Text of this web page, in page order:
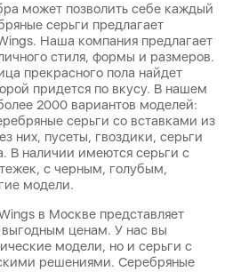
может позволить себе каждый
серьги предлагает
Наша компания предлагает
стиля, формы и размеров.
прекрасного пола найдет
придется по вкусу. В нашем
2000 вариантов моделей:
серьги со вставками из
них, пусеты, гвоздики, серьги
В наличии имеются серьги с
с черным, голубым,
модели.
в Москве представляет
ценам. У нас вы
модели, но и серьги с
решениями. Серебряные